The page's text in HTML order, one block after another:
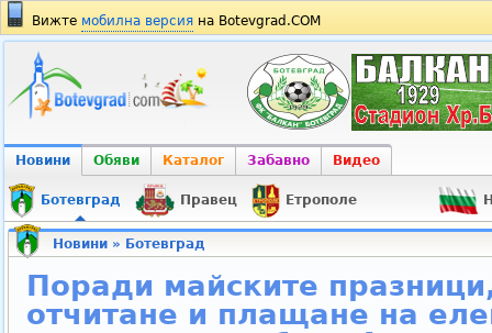
Вижте мобилна версия на Botevgrad.COM
Новини Обяви Каталог Забавно Видео
Ботевград Правец Етрополе
Новини» Ботевград
Поради майските
отчитане и плащане на